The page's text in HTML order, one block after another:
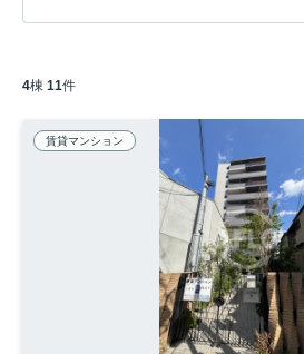
4棟 11件
賃貸マンション